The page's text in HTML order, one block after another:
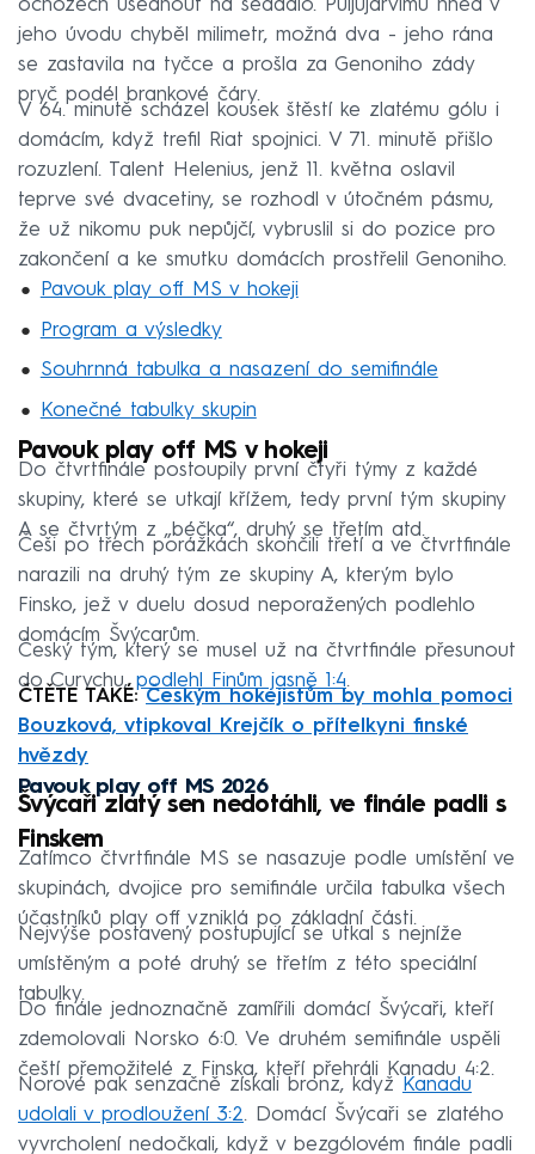
ochozech usednout na sedadlo. Puljujärvimu hned v
jeho úvodu chyběl milimetr, možná dva - jeho rána
se zastavila na tyčce a prošla za Genoniho zády
pryč podél brankové čáry.
V 64. minutě scházel kousek štěstí ke zlatému gólu i
domácím, když trefil Riat spojnici. V 71. minutě přišlo
rozuzlení. Talent Helenius, jenž 11. května oslavil
teprve své dvacetiny, se rozhodl v útočném pásmu,
že už nikomu puk nepůjčí, vybruslil si do pozice pro
zakončení a ke smutku domácích prostřelil Genoniho.
Pavouk play off MS v hokeji
Program a výsledky
Souhrnná tabulka a nasazení do semifinále
Konečné tabulky skupin
Pavouk play off MS v hokeji
Do čtvrtfinále postoupily první čtyři týmy z každé
skupiny, které se utkají křížem, tedy první tým skupiny
A se čtvrtým z „béčka“, druhý se třetím atd.
Češi po třech porážkách skončili třetí a ve čtvrtfinále
narazili na druhý tým ze skupiny A, kterým bylo
Finsko, jež v duelu dosud neporažených podlehlo
domácím Švýcarům.
Český tým, který se musel už na čtvrtfinále přesunout
do Curychu, podlehl Finům jasně 1:4.
ČTĚTE TAKÉ: Českým hokejistům by mohla pomoci
Bouzková, vtipkoval Krejčík o přítelkyni finské
hvězdy
Pavouk play off MS 2026
Švýcaři zlatý sen nedotáhli, ve finále padli s
Finskem
Zatímco čtvrtfinále MS se nasazuje podle umístění ve
skupinách, dvojice pro semifinále určila tabulka všech
účastníků play off vzniklá po základní části.
Nejvýše postavený postupující se utkal s nejníže
umístěným a poté druhý se třetím z této speciální
tabulky.
Do finále jednoznačně zamířili domácí Švýcaři, kteří
zdemolovali Norsko 6:0. Ve druhém semifinále uspěli
čeští přemožitelé z Finska, kteří přehráli Kanadu 4:2.
Norové pak senzačně získali bronz, když
Kanadu
udolali v prodloužení 3:2. Domácí Švýcaři se zlatého
vyvrcholení nedočkali, když v bezgólovém finále padli